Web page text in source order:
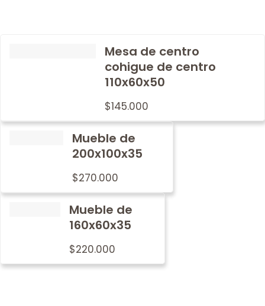
Mesa de centro
cohigue de centro
110x60x50
$145.000
Mueble de
200x100x35
$270.000
Mueble de
160x60x35
$220.000